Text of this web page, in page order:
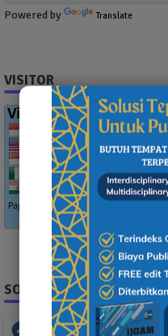
Powered by Translate
VISITOR
SOCIAL PLUGIN
Facebook